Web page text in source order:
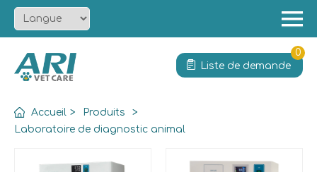
Solution
Liste de demande
0
Accueil > Produits
>
Laboratoire de diagnostic animal